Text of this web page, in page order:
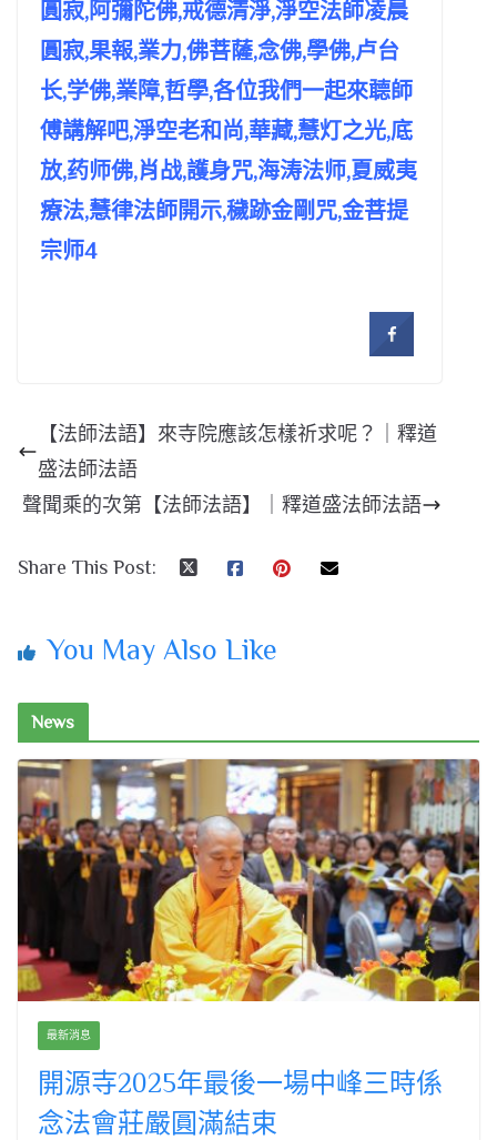
圓寂,阿彌陀佛,戒德清淨,淨空法師凌晨
圓寂,果報,業力,佛菩薩,念佛,學佛,卢台
长,学佛,業障,哲學,各位我們一起來聼師
傅講解吧,淨空老和尚,華藏,慧灯之光,底
放,药师佛,肖战,護身咒,海涛法师,夏威夷
療法,慧律法師開示,穢跡金剛咒,金菩提
宗师4
【法師法語】來寺院應該怎樣祈求呢？｜釋道
盛法師法語
聲聞乘的次第【法師法語】｜釋道盛法師法語
Share This Post:
You May Also Like
News
最新消息
開源寺2025年最後一場中峰三時係
念法會莊嚴圓滿結束